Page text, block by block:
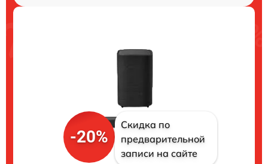
-20%
Скидка по
предварительной
записи на сайте